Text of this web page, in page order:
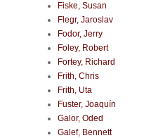
Fiske, Susan
Flegr, Jaroslav
Fodor, Jerry
Foley, Robert
Fortey, Richard
Frith, Chris
Frith, Uta
Fuster, Joaquín
Galor, Oded
Galef, Bennett